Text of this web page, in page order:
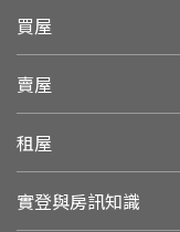
買屋
賣屋
租屋
實登與房訊知識